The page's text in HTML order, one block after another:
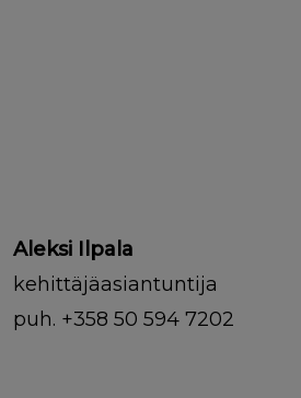
Aleksi Ilpala
kehittäjäasiantuntija
puh. +358 50 594 7202